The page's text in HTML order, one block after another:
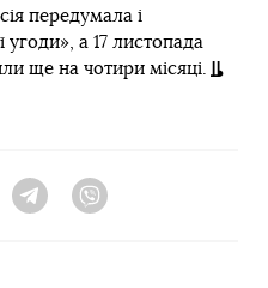
передумала і
а 17 листопада
ще на чотири місяці.
Telegram